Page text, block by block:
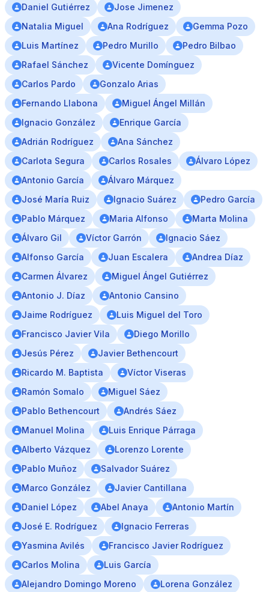
Daniel Gutiérrez
Jose Jimenez
Natalia Miguel
Ana Rodríguez
Gemma Pozo
Luis Martínez
Pedro Murillo
Pedro Bilbao
Rafael Sánchez
Vicente Domínguez
Carlos Pardo
Gonzalo Arias
Fernando Llabona
Miguel Ángel Millán
Ignacio González
Enrique García
Adrián Rodríguez
Ana Sánchez
Carlota Segura
Carlos Rosales
Álvaro López
Antonio García
Álvaro Márquez
José María Ruiz
Ignacio Suárez
Pedro García
Pablo Márquez
Maria Alfonso
Marta Molina
Álvaro Gil
Víctor Garrón
Ignacio Sáez
Alfonso García
Juan Escalera
Andrea Díaz
Carmen Álvarez
Miguel Ángel Gutiérrez
Antonio J. Díaz
Antonio Cansino
Jaime Rodríguez
Luis Miguel del Toro
Francisco Javier Vila
Diego Morillo
Jesús Pérez
Javier Bethencourt
Ricardo M. Baptista
Víctor Viseras
Ramón Somalo
Miguel Sáez
Pablo Bethencourt
Andrés Sáez
Manuel Molina
Luis Enrique Párraga
Alberto Vázquez
Lorenzo Lorente
Pablo Muñoz
Salvador Suárez
Marco González
Javier Cantillana
Daniel López
Abel Anaya
Antonio Martín
José E. Rodríguez
Ignacio Ferreras
Yasmina Avilés
Francisco Javier Rodríguez
Carlos Molina
Luis García
Alejandro Domingo Moreno
Lorena González